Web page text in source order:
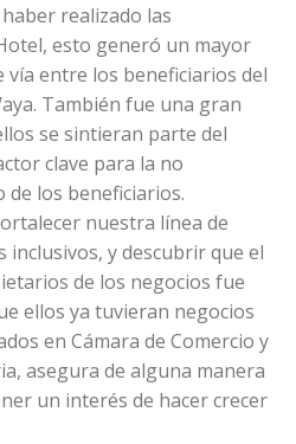
realizado las
esto generó un mayor
vía entre los beneficiarios del
También fue una gran
se sintieran parte del
clave para la no
los beneficiarios.
nuestra línea de
inclusivos, y descubrir que el
de los negocios fue
ellos ya tuvieran negocios
en Cámara de Comercio y
asegura de alguna manera
un interés de hacer crecer